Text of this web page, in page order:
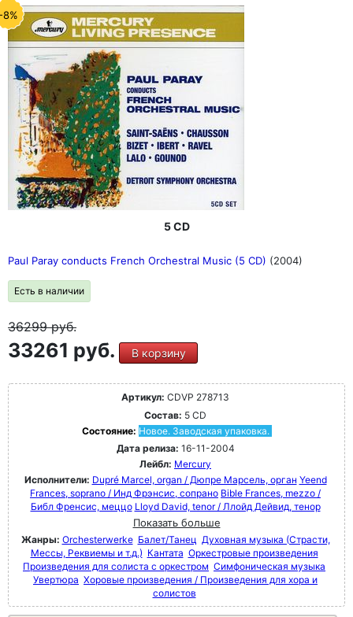
8%
5 CD
Paul Paray conducts French Orchestral Music (5 CD) (2004)
Есть в наличии
36299руб.
33261 руб. В корзину
Артикул: CDVP 278713
Состав: 5 CD
Состояние: Новое. Заводская упаковка.
Дата релиза: 16-11-2004
Лейбл: Mercury
Исполнители: Dupré Marcel, organ / Дюпре Марсель, орган Yeend
Frances, soprano / Инд Фрэнсис, сопрано Bible Frances, mezzo /
Библ Френсис, меццо Lloyd David, tenor / Ллойд Дейвид, тенор
Показать больше
Жанры: Orchesterwerke Балет/Танец Духовная музыка (Страсти,
Мессы, Реквиемы и т.д.) Кантата Оркестровые произведения
Произведения для солиста с оркестром Симфоническая музыка
Увертюра Хоровые произведения / Произведения для хора и
солистов